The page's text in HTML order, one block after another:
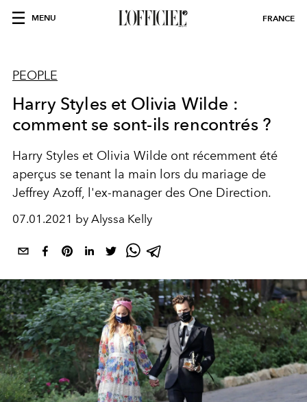
MENU FRANCE
PEOPLE
Harry Styles et Olivia Wilde :
comment se sont-ils rencontrés ?
Harry Styles et Olivia Wilde ont récemment été
aperçus se tenant la main lors du mariage de
Jeffrey Azoff, l'ex-manager des One Direction.
07.01.2021 by Alyssa Kelly